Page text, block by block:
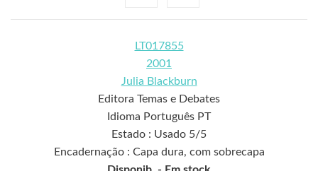
LT017855
2001
Julia Blackburn
Editora Temas e Debates
Idioma Português PT
Estado : Usado 5/5
Encadernação : Capa dura, com sobrecapa